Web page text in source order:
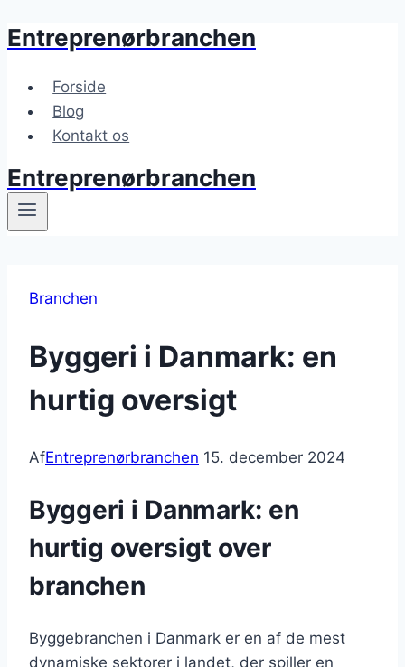
Fortsæt
indhold
Entreprenørbranchen
Forside
Blog
Kontakt os
Entreprenørbranchen
Branchen
Byggeri i Danmark: en
hurtig oversigt
AfEntreprenørbranchen 15. december 2024
Byggeri i Danmark: en
hurtig oversigt over
branchen
Byggebranchen i Danmark er en af de mest
dynamiske sektorer i landet, der spiller en